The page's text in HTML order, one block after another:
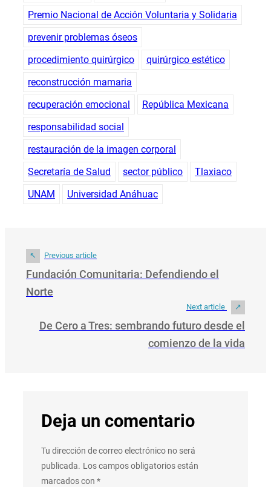
Premio Nacional de Acción Voluntaria y Solidaria
prevenir problemas óseos
procedimiento quirúrgico
quirúrgico estético
reconstrucción mamaria
recuperación emocional
República Mexicana
responsabilidad social
restauración de la imagen corporal
Secretaría de Salud
sector público
Tlaxiaco
UNAM
Universidad Anáhuac
Previous article
Fundación Comunitaria: Defendiendo el
Norte
Next article
De Cero a Tres: sembrando futuro desde el
comienzo de la vida
Deja un comentario
Tu dirección de correo electrónico no será
publicada. Los campos obligatorios están
marcados con *